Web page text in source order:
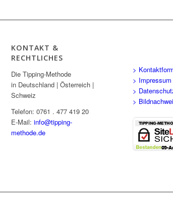
KONTAKT &
RECHTLICHES
Die Tipping-Methode
in Deutschland | Österreich |
Schweiz
Telefon: 0761 . 477 419 20
E-Mail:info@tipping-
methode.de
>
> Impressum
>
>